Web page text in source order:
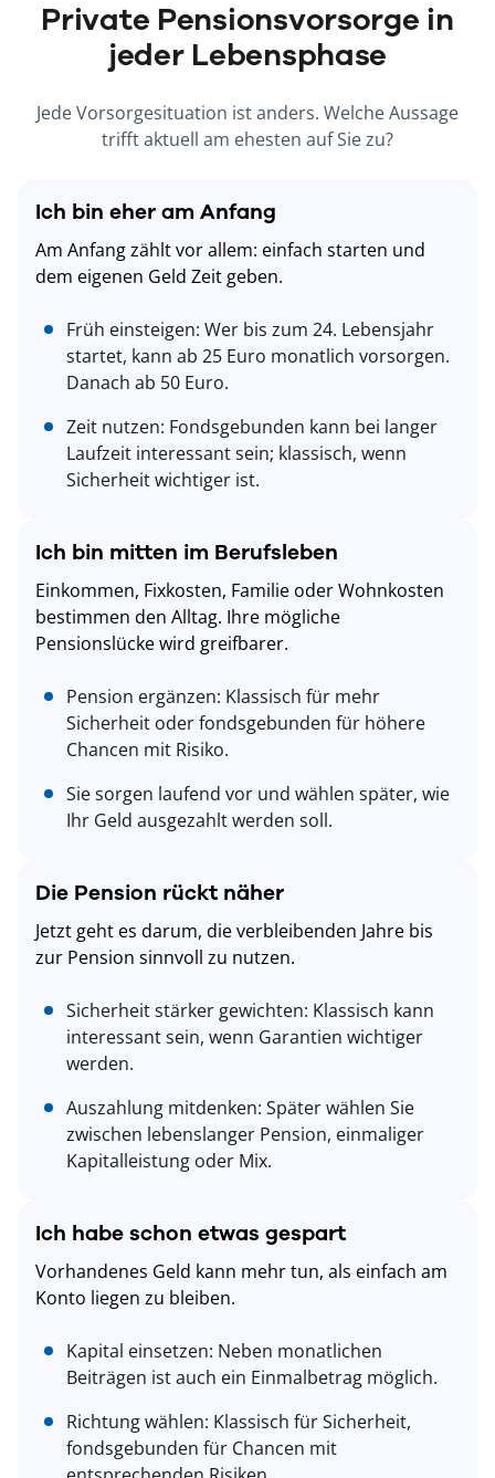
Private Pensionsvorsorge in
jeder Lebensphase
Jede Vorsorgesituation ist anders. Welche Aussage
trifft aktuell am ehesten auf Sie zu?
Ich bin eher am Anfang
Am Anfang zählt vor allem: einfach starten und
dem eigenen Geld Zeit geben.
Früh einsteigen: Wer bis zum 24. Lebensjahr
startet, kann ab 25 Euro monatlich vorsorgen.
Danach ab 50 Euro.
Zeit nutzen: Fondsgebunden kann bei langer
Laufzeit interessant sein; klassisch, wenn
Sicherheit wichtiger ist.
Ich bin mitten im Berufsleben
Einkommen, Fixkosten, Familie oder Wohnkosten
bestimmen den Alltag. Ihre mögliche
Pensionslücke wird greifbarer.
Pension ergänzen: Klassisch für mehr
Sicherheit oder fondsgebunden für höhere
Chancen mit Risiko.
Sie sorgen laufend vor und wählen später, wie
Ihr Geld ausgezahlt werden soll.
Die Pension rückt näher
Jetzt geht es darum, die verbleibenden Jahre bis
zur Pension sinnvoll zu nutzen.
Sicherheit stärker gewichten: Klassisch kann
interessant sein, wenn Garantien wichtiger
werden.
Auszahlung mitdenken: Später wählen Sie
zwischen lebenslanger Pension, einmaliger
Kapitalleistung oder Mix.
Ich habe schon etwas gespart
Vorhandenes Geld kann mehr tun, als einfach am
Konto liegen zu bleiben.
Kapital einsetzen: Neben monatlichen
Beiträgen ist auch ein Einmalbetrag möglich.
Richtung wählen: Klassisch für Sicherheit,
fondsgebunden für Chancen mit